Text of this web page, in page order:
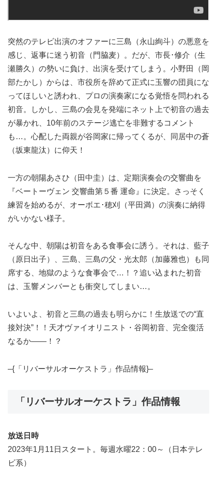
突然のテレビ出演のオファーに三島（永山絢斗）の悪意を
感じ、返事に迷う初音（門脇麦）。だが、市長･修介（生
瀬勝久）の勢いに負け、出演を受けてしまう。小野田（岡
部たかし）からは、市役所を辞めて正式に玉響の団員にな
ってほしいと誘われ、プロの演奏家になる覚悟を問われる
初音。しかし、三島の会見を発端にネット上で初音の過去
が暴かれ、10年前のステージ逃亡を非難するコメント
も…。心配した両親が谷岡家に帰ってくるが、同居中の蒼
（坂東龍汰）に仰天！
一方の朝陽あさひ（田中圭）は、定期演奏会の交響曲を
『ベートーヴェン 交響曲第５番 運命』に決定。さっそく
練習を始めるが、オーボエ･穂刈（平田満）の演奏に納得
がいかない様子。
そんな中、朝陽は初音をある食事会に誘う。それは、藍子
（原日出子）、三島、三島の父・光太郎（加藤雅也）も同
席する、地獄のような食事会で…！？追い込まれた初音
は、玉響メンバーとも衝突してしまい…。
いよいよ、初音と三島の過去も明らかに！生放送での“直
接対決”！！天才ヴァイオリニスト・谷岡初音、完全復活
なるか――！？
–{「リバーサルオーケストラ」作品情報}–
「リバーサルオーケストラ」作品情報
放送日時
2023年1月11日スタート。毎週水曜22：00～（日本テレ
ビ系）